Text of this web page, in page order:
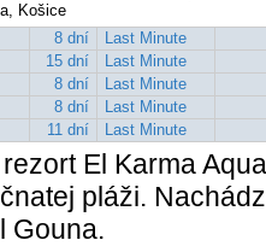
Košice
8 dní
Last Minute
15 dní
Last Minute
8 dní
Last Minute
8 dní
Last Minute
11 dní Last Minute
El Karma
pláži.
Gouna.